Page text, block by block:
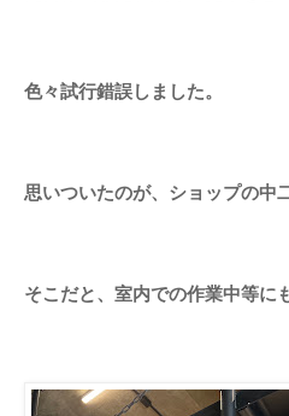
色々試行錯誤しました。
思いついたのが、ショップの中
そこだと、室内での作業中等に